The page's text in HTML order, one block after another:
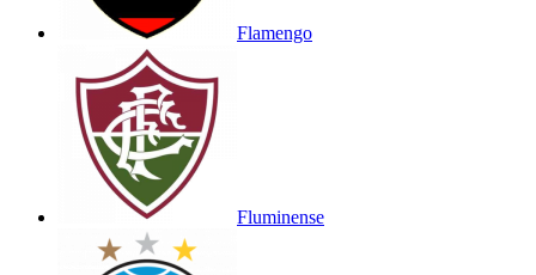
Flamengo
Fluminense